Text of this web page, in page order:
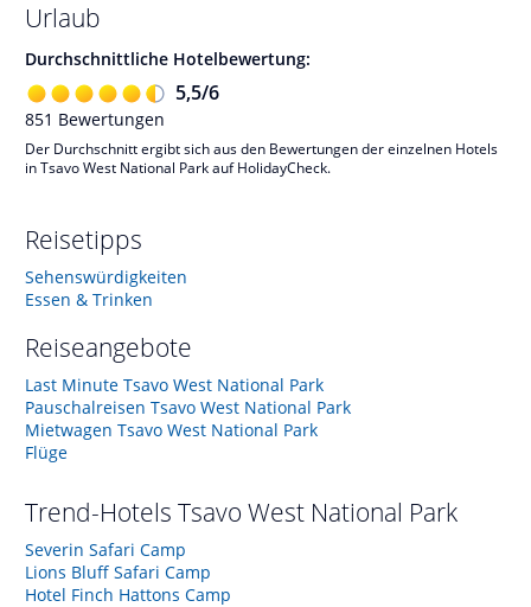
Urlaub
Durchschnittliche Hotelbewertung:
5,5/6
851 Bewertungen
Der Durchschnitt ergibt sich aus den Bewertungen der einzelnen Hotels
in Tsavo West National Park auf HolidayCheck.
Reisetipps
Sehenswürdigkeiten
Essen & Trinken
Reiseangebote
Last Minute Tsavo West National Park
Pauschalreisen Tsavo West National Park
Mietwagen Tsavo West National Park
Flüge
Trend-Hotels Tsavo West National Park
Severin Safari Camp
Lions Bluff Safari Camp
Hotel Finch Hattons Camp